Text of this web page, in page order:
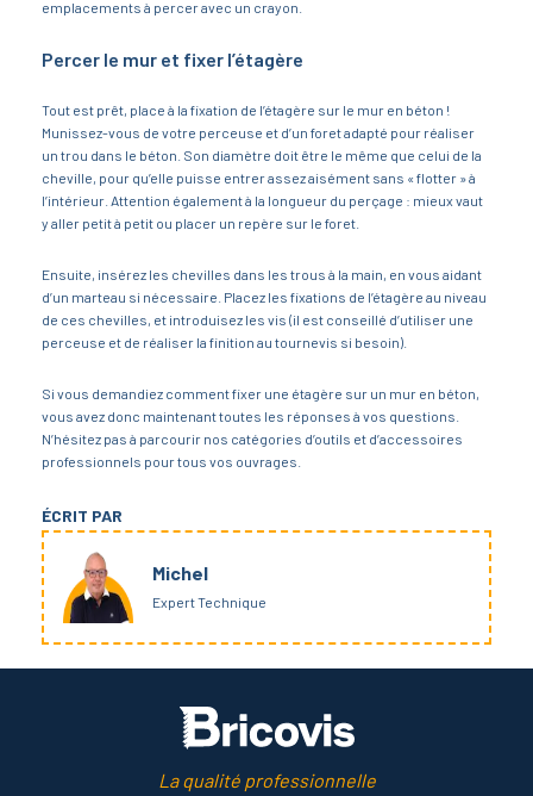
emplacements à percer avec un crayon.
Percer le mur et fixer l’étagère
Tout est prêt, place à la fixation de l’étagère sur le mur en béton !
Munissez-vous de votre perceuse et d’un foret adapté pour réaliser
un trou dans le béton. Son diamètre doit être le même que celui de la
cheville, pour qu’elle puisse entrer assez aisément sans « flotter » à
l’intérieur. Attention également à la longueur du perçage : mieux vaut
y aller petit à petit ou placer un repère sur le foret.
Ensuite, insérez les chevilles dans les trous à la main, en vous aidant
d’un marteau si nécessaire. Placez les fixations de l’étagère au niveau
de ces chevilles, et introduisez les vis (il est conseillé d’utiliser une
perceuse et de réaliser la finition au tournevis si besoin).
Si vous demandiez comment fixer une étagère sur un mur en béton,
vous avez donc maintenant toutes les réponses à vos questions.
N’hésitez pas à parcourir nos catégories d’outils et d’accessoires
professionnels pour tous vos ouvrages.
ÉCRIT PAR
Michel
Expert Technique
La qualité professionnelle